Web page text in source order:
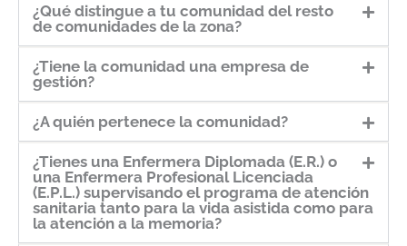
¿Qué distingue a tu comunidad del resto
de comunidades de la zona?
¿Tiene la comunidad una empresa de
gestión?
¿A quién pertenece la comunidad?
¿Tienes una Enfermera Diplomada (E.R.) o
una Enfermera Profesional Licenciada
(E.P.L.) supervisando el programa de atención
sanitaria tanto para la vida asistida como para
la atención a la memoria?